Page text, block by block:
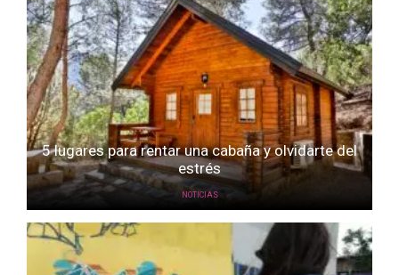
5 lugares para rentar una cabaña y olvidarte del
estrés
NOTICIAS